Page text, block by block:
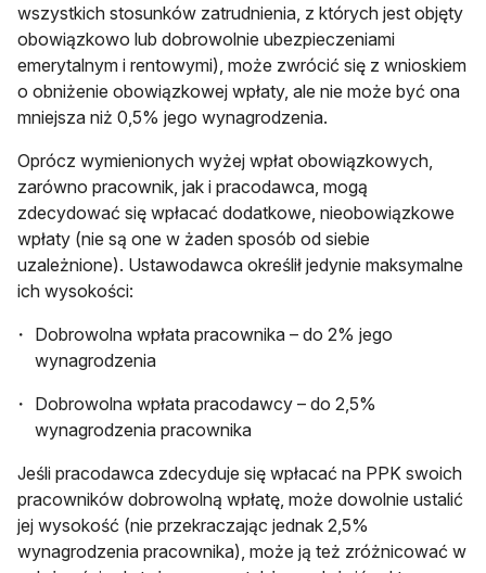
wszystkich stosunków zatrudnienia, z których jest objęty
obowiązkowo lub dobrowolnie ubezpieczeniami
emerytalnym i rentowymi), może zwrócić się z wnioskiem
o obniżenie obowiązkowej wpłaty, ale nie może być ona
mniejsza niż 0,5% jego wynagrodzenia.
Oprócz wymienionych wyżej wpłat obowiązkowych,
zarówno pracownik, jak i pracodawca, mogą
zdecydować się wpłacać dodatkowe, nieobowiązkowe
wpłaty (nie są one w żaden sposób od siebie
uzależnione). Ustawodawca określił jedynie maksymalne
ich wysokości:
Dobrowolna wpłata pracownika – do 2% jego
wynagrodzenia
Dobrowolna wpłata pracodawcy – do 2,5%
wynagrodzenia pracownika
Jeśli pracodawca zdecyduje się wpłacać na PPK swoich
pracowników dobrowolną wpłatę, może dowolnie ustalić
jej wysokość (nie przekraczając jednak 2,5%
wynagrodzenia pracownika), może ją też zróżnicować w